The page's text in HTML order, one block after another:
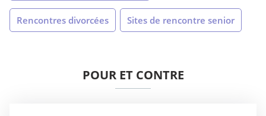
Rencontres divorcées Sites de rencontre senior
POUR ET CONTRE